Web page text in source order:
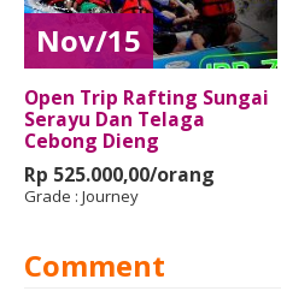
Nov/15
Open Trip Rafting Sungai
Serayu Dan Telaga
Cebong Dieng
Rp 525.000,00/orang
Grade : Journey
Comment